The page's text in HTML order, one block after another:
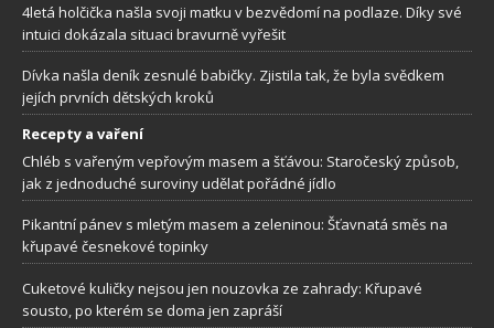
4letá holčička našla svoji matku v bezvědomí na podlaze. Díky své
intuici dokázala situaci bravurně vyřešit
Dívka našla deník zesnulé babičky. Zjistila tak, že byla svědkem
jejích prvních dětských kroků
Recepty a vaření
Chléb s vařeným vepřovým masem a šťávou: Staročeský způsob,
jak z jednoduché suroviny udělat pořádné jídlo
Pikantní pánev s mletým masem a zeleninou: Šťavnatá směs na
křupavé česnekové topinky
Cuketové kuličky nejsou jen nouzovka ze zahrady: Křupavé
sousto, po kterém se doma jen zapráší